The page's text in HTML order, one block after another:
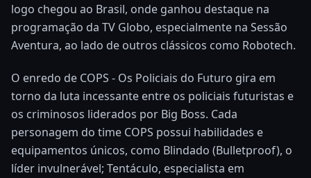
logo chegou ao Brasil, onde ganhou destaque na
programação da TV Globo, especialmente na Sessão
Aventura, ao lado de outros clássicos como Robotech.
O enredo de COPS - Os Policiais do Futuro gira em
torno da luta incessante entre os policiais futuristas e
os criminosos liderados por Big Boss. Cada
personagem do time COPS possui habilidades e
equipamentos únicos, como Blindado (Bulletproof), o
líder invulnerável; Tentáculo, especialista em